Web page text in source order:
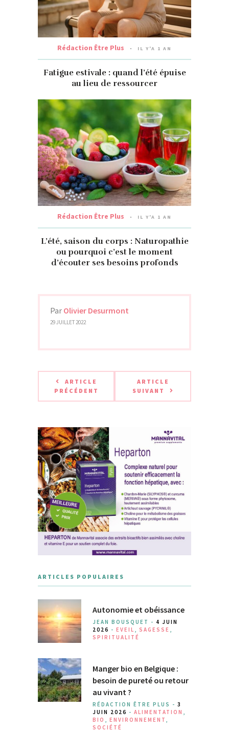
Rédaction Être Plus IL Y'A 1 AN
Fatigue estivale : quand l’été épuise
au lieu de ressourcer
Rédaction Être Plus IL Y'A 1 AN
L’été, saison du corps : Naturopathie
ou pourquoi c’est le moment
d’écouter ses besoins profonds
Par Olivier Desurmont
29 JUILLET 2022
ARTICLE
PRÉCÉDENT
ARTICLE
SUIVANT
ARTICLES POPULAIRES
Autonomie et obéissance
JEAN BOUSQUET - 4 JUIN
2026 - EVEIL , SAGESSE ,
SPIRITUALITÉ
Manger bio en Belgique :
besoin de pureté ou retour
au vivant ?
RÉDACTION ÊTRE PLUS - 3
JUIN 2026 - ALIMENTATION ,
BIO , ENVIRONNEMENT ,
SOCIÉTÉ